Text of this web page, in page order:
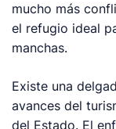
mucho más
el refugio ideal
manchas.
Existe una
avances del
del Estado. El